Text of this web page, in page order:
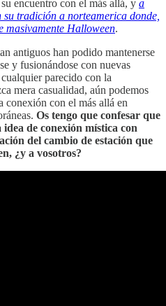
encuentro con el más allá, y a
tradición a norteamerica donde,
masivamente Halloween.
antiguos han podido mantenerse
y fusionándose con nuevas
parecido con la
mera casualidad, aún podemos
conexión con el más allá en
Os tengo que confesar que
de conexión mística con
del cambio de estación que
¿y a vosotros?